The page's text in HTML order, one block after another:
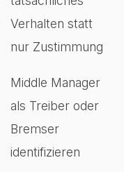
Verhalten statt
nur Zustimmung
Middle Manager
als Treiber oder
Bremser
identifizieren